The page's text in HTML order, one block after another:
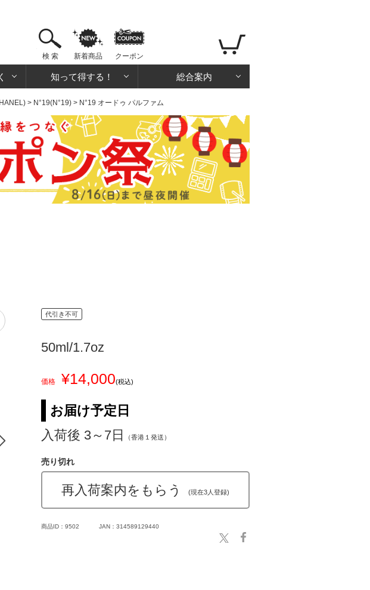
検 索 新着商品 クーポン
知って得する！ 総合案内
> N°19(N°19) > N°19 オードゥ パルファム
代引き不可
50ml/1.7oz
価格 ¥14,000(税込)
お届け予定日
入荷後 3～7日
（香港１発送）
売り切れ
再入荷案内をもらう (現在3人登録)
商品ID：9502 JAN：314589129440